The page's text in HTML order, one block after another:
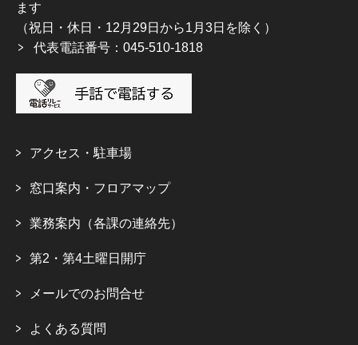
ます
（祝日・休日・12月29日から1月3日を除く）
代表電話番号：045-510-1818
アクセス・駐車場
窓口案内・フロアマップ
業務案内（各課の連絡先）
第2・第4土曜日開庁
メールでのお問合せ
よくある質問